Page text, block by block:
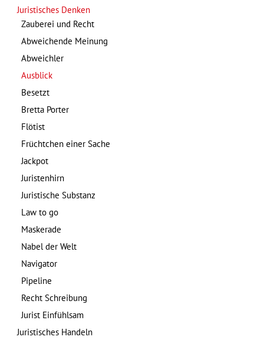
Juristisches Denken
Zauberei und Recht
Abweichende Meinung
Abweichler
Ausblick
Besetzt
Bretta Porter
Flötist
Früchtchen einer Sache
Jackpot
Juristenhirn
Juristische Substanz
Law to go
Maskerade
Nabel der Welt
Navigator
Pipeline
Recht Schreibung
Jurist Einfühlsam
Juristisches Handeln